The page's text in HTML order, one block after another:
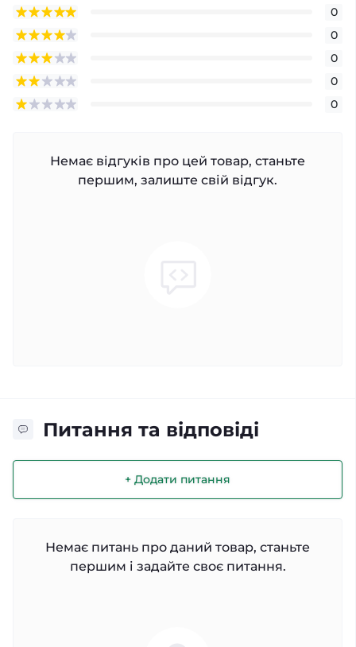
0
0
0
0
0
Немає відгуків про цей товар, станьте
першим, залиште свій відгук.
Питання та відповіді
+ Додати питання
Немає питань про даний товар, станьте
першим і задайте своє питання.